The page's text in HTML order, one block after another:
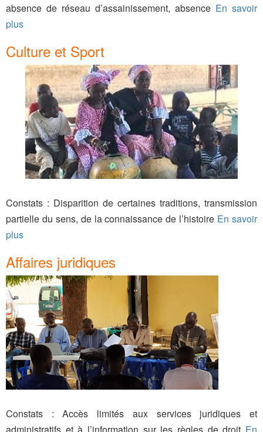
absence de réseau d’assainissement, absence En savoir
plus
Culture et Sport
Constats : Disparition de certaines traditions, transmission
partielle du sens, de la connaissance de l’histoire En savoir
plus
Affaires juridiques
Constats : Accès limités aux services juridiques et